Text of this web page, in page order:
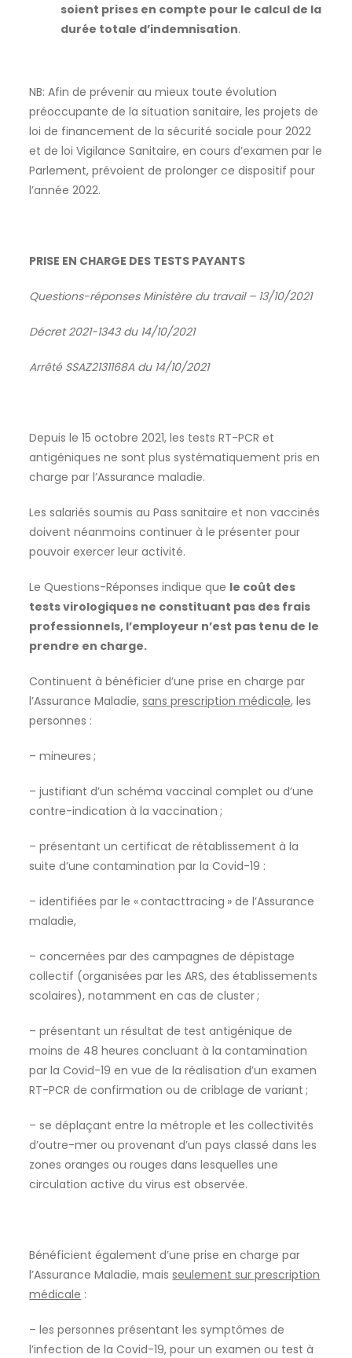
soient prises en compte pour le calcul de la
durée totale d’indemnisation.
NB: Afin de prévenir au mieux toute évolution
préoccupante de la situation sanitaire, les projets de
loi de financement de la sécurité sociale pour 2022
et de loi Vigilance Sanitaire, en cours d’examen par le
Parlement, prévoient de prolonger ce dispositif pour
l’année 2022.
PRISE EN CHARGE DES TESTS PAYANTS
Questions-réponses Ministère du travail – 13/10/2021
Décret 2021-1343 du 14/10/2021
Arrêté SSAZ2131168A du 14/10/2021
Depuis le 15 octobre 2021, les tests RT-PCR et
antigéniques ne sont plus systématiquement pris en
charge par l’Assurance maladie.
Les salariés soumis au Pass sanitaire et non vaccinés
doivent néanmoins continuer à le présenter pour
pouvoir exercer leur activité.
Le Questions-Réponses indique que le coût des
tests virologiques ne constituant pas des frais
professionnels, l’employeur n’est pas tenu de le
prendre en charge.
Continuent à bénéficier d’une prise en charge par
l’Assurance Maladie,sans prescription médicale, les
personnes :
– mineures ;
– justifiant d’un schéma vaccinal complet ou d’une
contre-indication à la vaccination ;
– présentant un certificat de rétablissement à la
suite d’une contamination par la Covid-19 :
– identifiées par le « contacttracing » de l’Assurance
maladie,
– concernées par des campagnes de dépistage
collectif (organisées par les ARS, des établissements
scolaires), notamment en cas de cluster ;
– présentant un résultat de test antigénique de
moins de 48 heures concluant à la contamination
par la Covid-19 en vue de la réalisation d’un examen
RT-PCR de confirmation ou de criblage de variant ;
– se déplaçant entre la métrople et les collectivités
d’outre-mer ou provenant d’un pays classé dans les
zones oranges ou rouges dans lesquelles une
circulation active du virus est observée.
Bénéficient également d’une prise en charge par
l’Assurance Maladie, maisseulement sur prescription
médicale :
– les personnes présentant les symptômes de
l’infection de la Covid-19, pour un examen ou test à